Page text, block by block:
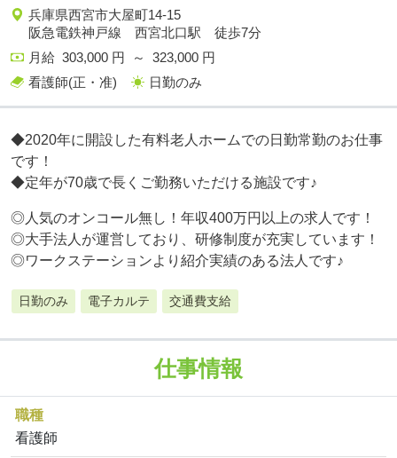
兵庫県西宮市大屋町14-15
阪急電鉄神戸線 西宮北口駅 徒歩7分
月給 303,000 円 ～ 323,000 円
看護師(正・准)
日勤のみ
◆2020年に開設した有料老人ホームでの日勤常勤のお仕事
です！
◆定年が70歳で長くご勤務いただける施設です♪
◎人気のオンコール無し！年収400万円以上の求人です！
◎大手法人が運営しており、研修制度が充実しています！
◎ワークステーションより紹介実績のある法人です♪
日勤のみ 電子カルテ 交通費支給
仕事情報
職種
看護師